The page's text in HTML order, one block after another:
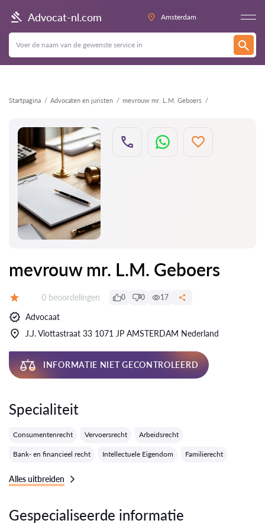
Advocat-nl.com Amsterdam
Startpagina Advocaten en juristen mevrouw mr. L.M. Geboers
Terug
mevrouw mr. L.M. Geboers
Getuigenissen:
0 beoordelingen 0 0 17
Advocaat
J.J. Viottastraat 33 1071 JP AMSTERDAM Nederland
INFORMATIE NIET GECONTROLEERD
Specialiteit
Consumentenrecht Vervoersrecht Arbeidsrecht
Bank- en financieel recht Intellectuele Eigendom Familierecht
Alles uitbreiden
Gespecialiseerde informatie